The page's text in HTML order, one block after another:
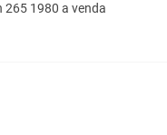
265 1980 a venda